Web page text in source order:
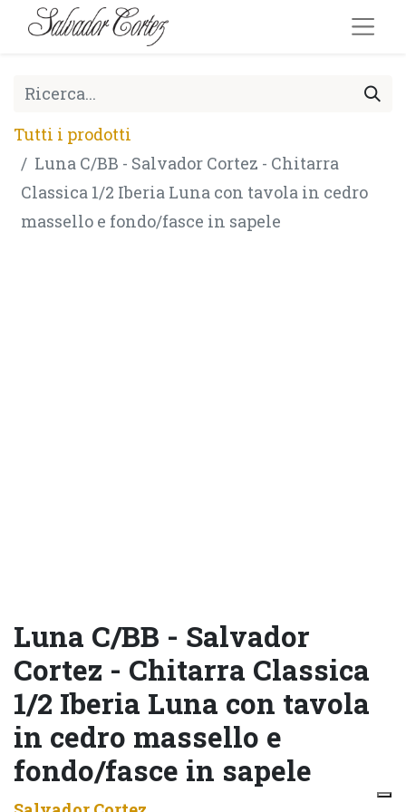
Tutti i prodotti
Luna C/BB - Salvador Cortez - Chitarra
Classica 1/2 Iberia Luna con tavola in cedro
massello e fondo/fasce in sapele
Luna C/BB - Salvador
Cortez - Chitarra Classica
1/2 Iberia Luna con tavola
in cedro massello e
fondo/fasce in sapele